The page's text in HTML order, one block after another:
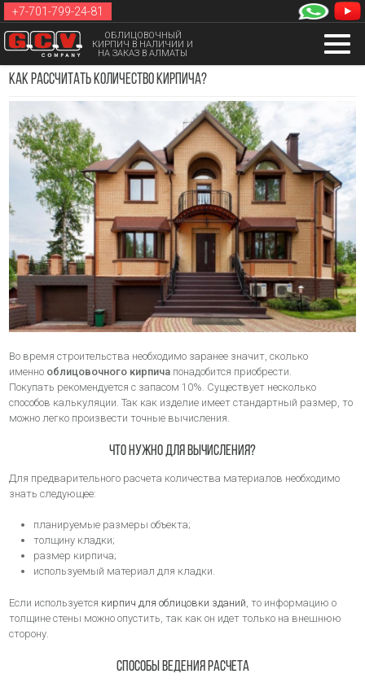
+7-701-799-24-81
ОБЛИЦОВОЧНЫЙ
КИРПИЧ В НАЛИЧИИ И
НА ЗАКАЗ В АЛМАТЫ
Как рассчитать количество кирпича?
Во время строительства необходимо заранее значит, сколько
именно облицовочного кирпича понадобится приобрести.
Покупать рекомендуется с запасом 10%. Существует несколько
способов калькуляции. Так как изделие имеет стандартный размер, то
можно легко произвести точные вычисления.
Что нужно для вычисления?
Для предварительного расчета количества материалов необходимо
знать следующее:
планируемые размеры объекта;
толщину кладки;
размер кирпича;
используемый материал для кладки.
Если используется кирпич для облицовки зданий , то информацию о
толщине стены можно опустить, так как он идет только на внешнюю
сторону.
Способы ведения расчета